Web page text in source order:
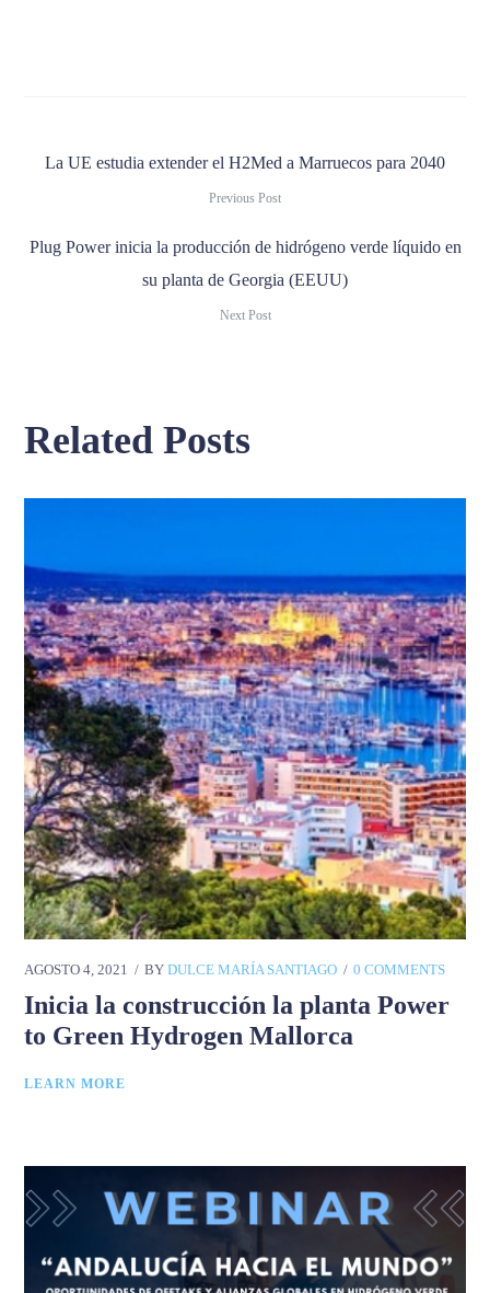
La UE estudia extender el H2Med a Marruecos para 2040
Previous Post
Plug Power inicia la producción de hidrógeno verde líquido en
su planta de Georgia (EEUU)
Next Post
Related Posts
AGOSTO 4, 2021 BYDULCE MARÍA SANTIAGO 0 COMMENTS
Inicia la construcción la planta Power
to Green Hydrogen Mallorca
LEARN MORE